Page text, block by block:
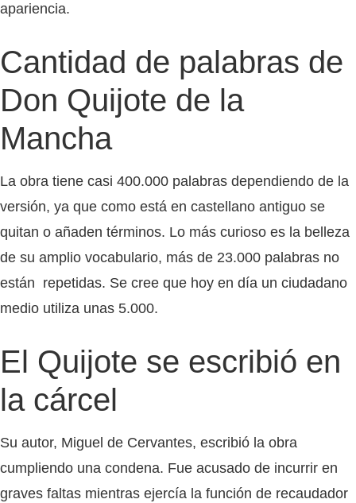
apariencia.
Cantidad de palabras de
Don Quijote de la
Mancha
La obra tiene casi 400.000 palabras dependiendo de la
versión, ya que como está en castellano antiguo se
quitan o añaden términos. Lo más curioso es la belleza
de su amplio vocabulario, más de 23.000 palabras no
están repetidas. Se cree que hoy en día un ciudadano
medio utiliza unas 5.000.
El Quijote se escribió en
la cárcel
Su autor, Miguel de Cervantes, escribió la obra
cumpliendo una condena. Fue acusado de incurrir en
graves faltas mientras ejercía la función de recaudador